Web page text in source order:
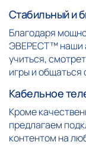
Стабильный и
Благодаря
ЭВЕРЕСТ™ наши
учиться,
игры и общаться
Кабельное
Кроме
предлагаем
контентом на